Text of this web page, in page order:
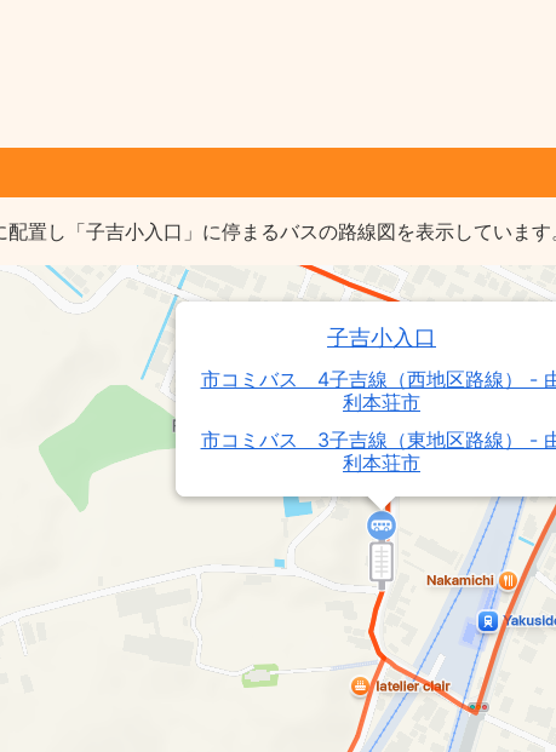
置し「子吉小入口」に停まるバスの路線図を表示しています
子吉小入口
市コミバス 4子吉線（西地区路線） -
利本荘市
市コミバス 3子吉線（東地区路線） -
利本荘市